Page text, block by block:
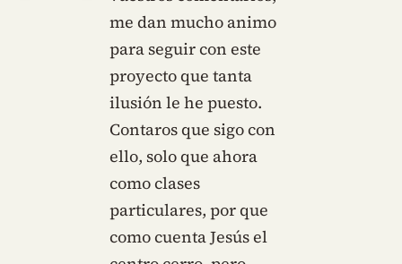
me dan mucho animo
para seguir con este
proyecto que tanta
ilusión le he puesto.
Contaros que sigo con
ello, solo que ahora
como clases
particulares, por que
como cuenta Jesús el